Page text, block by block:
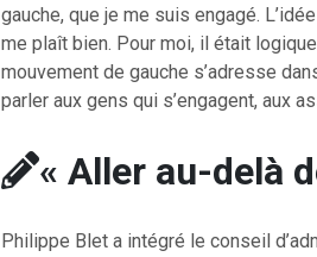
gauche, que je me suis engagé.
me plaît bien. Pour moi, il était
mouvement de gauche s’adresse
parler aux gens qui s’engagent, aux
« Aller au-delà
Philippe Blet a intégré le conseil